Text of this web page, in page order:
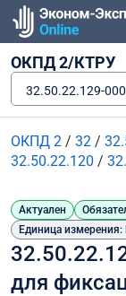
ОКПД 2/КТРУ
32.50.22.129-
ОКПД 2 / 32 /
32.50.22.120 /
Актуален
Единица
для